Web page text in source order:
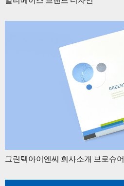
그린텍아이엔씨 회사소개 브로슈어